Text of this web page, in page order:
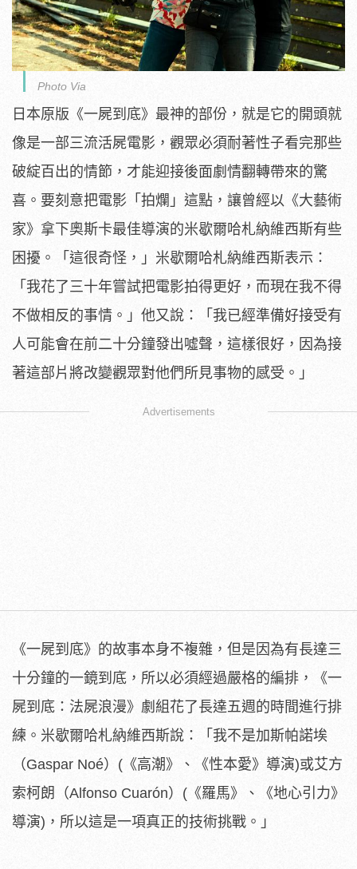
Photo Via
日本原版《一屍到底》最神的部份， 就是它的開頭就
像是一部三流活屍電影， 觀眾必須耐著性子看完那些
破綻百出的情節， 才能迎接後面劇情翻轉帶來的驚
喜。要刻意把電影「拍爛」這點， 讓曾經以《大藝術
家》 拿下奧斯卡最佳導演的米歇爾哈札納維西斯有些
困擾。「這很奇怪， 」米歇爾哈札納維西斯表示：
「我花了三十年嘗試把電影拍得更好， 而現在我不得
不做相反的事情。」他又說：「 我已經準備好接受有
人可能會在前二十分鐘發出噓聲，這樣很好， 因為接
著這部片將改變觀眾對他們所見事物的感受。」
Advertisements
《一屍到底》的故事本身不複雜， 但是因為有長達三
十分鐘的一鏡到底，所以必須經過嚴格的編排，《一
屍到底：法屍浪漫》劇組花了長達五週的時間進行排
練。 米歇爾哈札納維西斯說：「我不是加斯帕諾埃
（Gaspar Noé）(《高潮》、《性本愛》導演)或艾方
索柯朗（Alfonso Cuarón）(《羅馬》、《地心引力》
導演)， 所以這是一項真正的技術挑戰。」